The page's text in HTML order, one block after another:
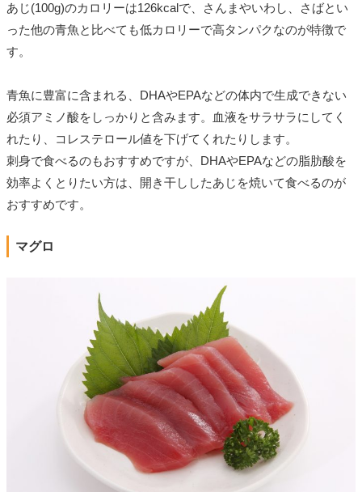
あじ(100g)のカロリーは126kcalで、さんまやいわし、さばとい
った他の青魚と比べても低カロリーで高タンパクなのが特徴で
す。
青魚に豊富に含まれる、DHAやEPAなどの体内で生成できない
必須アミノ酸をしっかりと含みます。血液をサラサラにしてく
れたり、コレステロール値を下げてくれたりします。
刺身で食べるのもおすすめですが、DHAやEPAなどの脂肪酸を
効率よくとりたい方は、開き干ししたあじを焼いて食べるのが
おすすめです。
マグロ